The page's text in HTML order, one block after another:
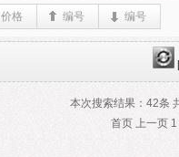
价格 编号 编号
本次搜索结果：42条
首页 上一页 1